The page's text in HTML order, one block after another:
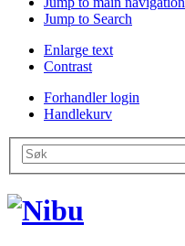
Jump to Search
Enlarge text
Contrast
Forhandler login
Handlekurv